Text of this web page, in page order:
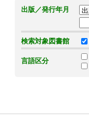
出版／発行年月
検索対象図書館
言語区分